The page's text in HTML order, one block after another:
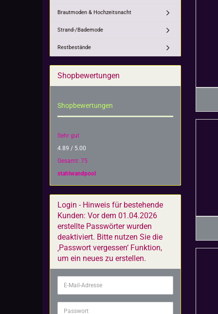
Brautmoden & Hochzeitsnacht
Strand-/Bademode
Restbestände
Shopbewertungen
Shopbewertungen
Sehr gut
4.89 / 5.00
Gesamt: 75
stahlwandpool
Login - Hinweis für bestehende
Kunden: Vor dem 01.04.2026
erstellte Passwörter wurden
deaktiviert. Bitte nutzen Sie die
‚Passwort vergessen‘ Funktion,
um ein neues zu erstellen.
E-
Mail-
Adresse
Passwort